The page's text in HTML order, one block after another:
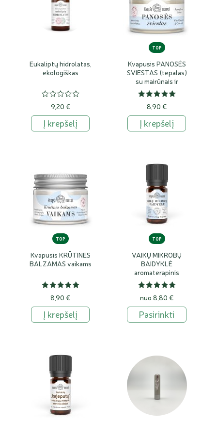
Eukaliptų hidrolatas,
ekologiškas
9,20 €
Į krepšelį
TOP
Kvapusis PANOSĖS
SVIESTAS (tepalas)
su mairūnais ir
ramunėlėmis
8,90 €
Į krepšelį
TOP
Kvapusis KRŪTINĖS
BALZAMAS vaikams
8,90 €
Į krepšelį
TOP
VAIKŲ MIKROBŲ
BAIDYKLĖ
aromaterapinis
eterinių aliejų mišinys
nuo 8,80 €
Pasirinkti